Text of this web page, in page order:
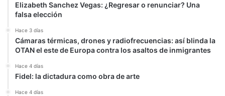
Elizabeth Sanchez Vegas: ¿Regresar o renunciar? Una
falsa elección
Hace 3 días
Cámaras térmicas, drones y radiofrecuencias: así blinda la
OTAN el este de Europa contra los asaltos de inmigrantes
Hace 4 días
Fidel: la dictadura como obra de arte
Hace 4 días